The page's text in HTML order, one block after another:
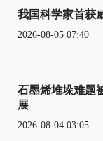
我国科学家首获
2026-08-05 07:40
石墨烯堆垛难题
展
2026-08-04 03:05